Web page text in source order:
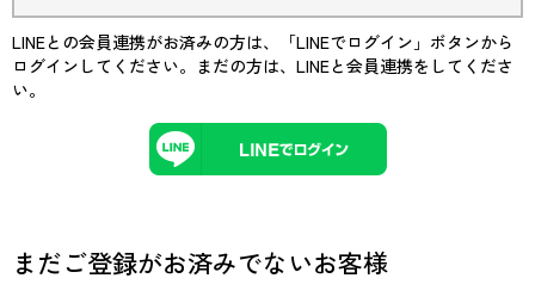
LINEとの会員連携がお済みの方は、「LINEでログイン」ボタンから
ログインしてください。まだの方は、 LINEと会員連携をしてくださ
い。
まだご登録がお済みでないお客様